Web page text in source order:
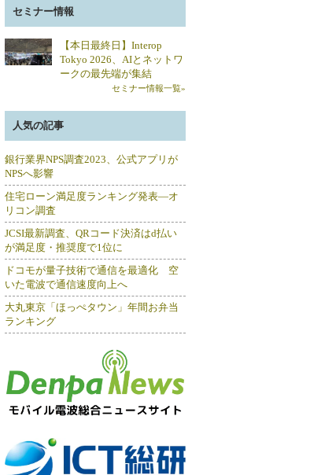
セミナー情報
【本日最終日】Interop
Tokyo 2026、AIとネットワ
ークの最先端が集結
セミナー情報一覧»
人気の記事
銀行業界NPS調査2023、公式アプリが
NPSへ影響
住宅ローン満足度ランキング発表―オ
リコン調査
JCSI最新調査、QRコード決済はd払い
が満足度・推奨度で1位に
ドコモが量子技術で通信を最適化 空
いた電波で通信速度向上へ
大丸東京「ほっぺタウン」年間お弁当
ランキング